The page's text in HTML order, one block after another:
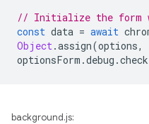
// Initialize the form
const data = await
Object.assign(options,
optionsForm .debug .
background.js: